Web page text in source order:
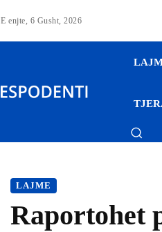
E enjte, 6 Gusht, 2026
LAJME
Raportohet